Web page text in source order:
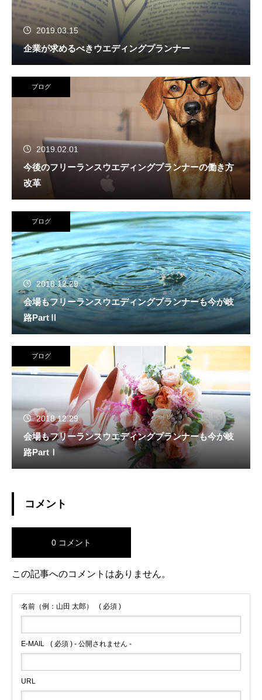
2019.03.15
企業が求めるべきウエディングプランナー
ブログ
2019.02.01
今後のフリーランスウエディングプランナーの働き方
改革
ブログ
2018.12.29
会場もフリーランスウエディングプランナーも今が岐
路PartⅡ
ブログ
2018.12.29
会場もフリーランスウエディングプランナーも今が岐
路PartⅠ
コメント
0 コメント
この記事へのコメントはありません。
名前（例：山田 太郎） ( 必須 )
E-MAIL ( 必須 ) - 公開されません -
URL